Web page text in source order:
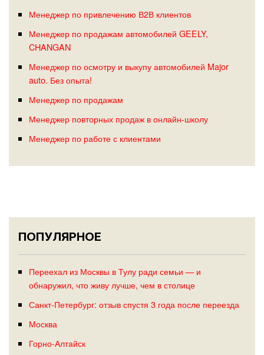
Менеджер по привлечению В2В клиентов
Менеджер по продажам автомобилей GEELY,
CHANGAN
Менеджер по осмотру и выкупу автомобилей Major
auto. Без опыта!
Менеджер по продажам
Менеджер повторных продаж в онлайн-школу
Менеджер по работе с клиентами
ПОПУЛЯРНОЕ
Переехал из Москвы в Тулу ради семьи — и
обнаружил, что живу лучше, чем в столице
Санкт-Петербург: отзыв спустя 3 года после переезда
Москва
Горно-Алтайск